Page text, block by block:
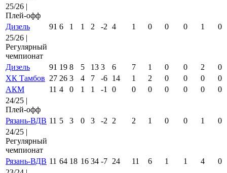
25/26 |
Плей-офф
Дизель
91 6 1 1 2 -2 4 1 0 0 0 1
0
25/26 |
Регулярный
чемпионат
Дизель
91 19 8 5 13 3 6 7 1 0 0 2
0
ХК Тамбов 27 26 3 4 7 -6 14 1 2 0 0 0
0
АКМ
11 4 0 1 1 -1 0 0 0 0 0 0
0
24/25 |
Плей-офф
Рязань-ВДВ 11 5 3 0 3 -2 2 2 1 0 0 1
0
24/25 |
Регулярный
чемпионат
Рязань-ВДВ 11 64 18 16 34 -7 24 11 6 1 1 4
0